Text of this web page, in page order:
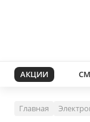
АКЦИИ
Главная